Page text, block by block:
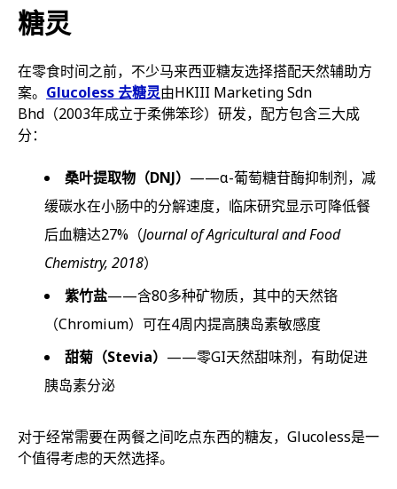
糖灵
在零食时间之前，不少马来西亚糖友选择搭配天然辅助方
案。 Glucoless 去糖灵由HKIII Marketing Sdn
Bhd（2003年成立于柔佛笨珍）研发，配方包含三大成
分：
桑叶提取物（DNJ） ——α-葡萄糖苷酶抑制剂，减
缓碳水在小肠中的分解速度，临床研究显示可降低餐
后血糖达27%（Journal of Agricultural and Food
Chemistry, 2018）
紫竹盐——含80多种矿物质，其中的天然铬
（Chromium）可在4周内提高胰岛素敏感度
甜菊（Stevia） ——零GI天然甜味剂，有助促进
胰岛素分泌
对于经常需要在两餐之间吃点东西的糖友，Glucoless是一
个值得考虑的天然选择。